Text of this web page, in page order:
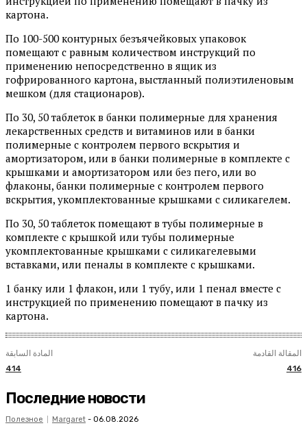
картона.
По 100-500 контурных безъячейковых упаковок
помещают с равным количеством инструкций по
применению непосредственно в ящик из
гофрированного картона, выстланный полиэтиленовым
мешком (для стационаров).
По 30, 50 таблеток в банки полимерные для хранения
лекарственных средств и витаминов или в банки
полимерные с контролем первого вскрытия и
амортизатором, или в банки полимерные в комплекте с
крышками и амортизатором или без пего, или во
флаконы, банки полимерные с контролем первого
вскрытия, укомплектованные крышками с силикагелем.
По 30, 50 таблеток помещают в тубы полимерные в
комплекте с крышкой или тубы полимерные
укомплектованные крышками с силикагелевыми
вставками, или пеналы в комплекте с крышками.
1 банку или 1 флакон, или 1 тубу, или 1 пенал вместе с
инструкцией по применению помещают в пачку из
картона.
المادة السابقة
414
المقالة القادمة
416
Последние новости
Полезное Margaret - 06.08.2026